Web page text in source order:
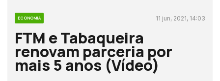
ECONOMIA 11 jun, 2021, 14:03
FTM e Tabaqueira
renovam parceria por
mais 5 anos (Vídeo)